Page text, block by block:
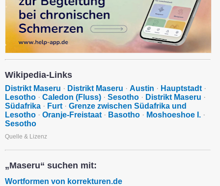
Wikipedia-Links
Distrikt Maseru · Distrikt Maseru · Austin · Hauptstadt ·
Lesotho · Caledon (Fluss) · Sesotho · Distrikt Maseru ·
Südafrika · Furt · Grenze zwischen Südafrika und
Lesotho · Oranje-Freistaat · Basotho · Moshoeshoe I. ·
Sesotho
Quelle & Lizenz
„Maseru“ suchen mit:
Wortformen von korrekturen.de